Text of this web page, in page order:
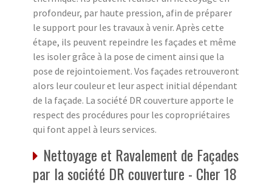
profondeur, par haute pression, afin de préparer
le support pour les travaux à venir. Après cette
étape, ils peuvent repeindre les façades et même
les isoler grâce à la pose de ciment ainsi que la
pose de rejointoiement. Vos façades retrouveront
alors leur couleur et leur aspect initial dépendant
de la façade. La société DR couverture apporte le
respect des procédures pour les copropriétaires
qui font appel à leurs services.
Nettoyage et Ravalement de Façades
par la société DR couverture - Cher 18